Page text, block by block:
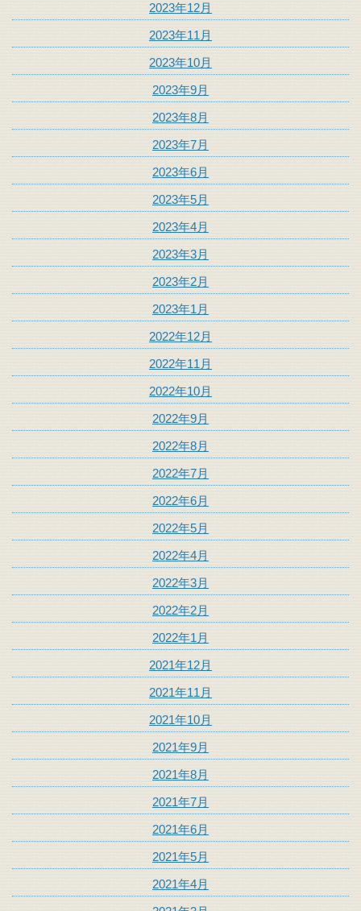
2023年12月
2023年11月
2023年10月
2023年9月
2023年8月
2023年7月
2023年6月
2023年5月
2023年4月
2023年3月
2023年2月
2023年1月
2022年12月
2022年11月
2022年10月
2022年9月
2022年8月
2022年7月
2022年6月
2022年5月
2022年4月
2022年3月
2022年2月
2022年1月
2021年12月
2021年11月
2021年10月
2021年9月
2021年8月
2021年7月
2021年6月
2021年5月
2021年4月